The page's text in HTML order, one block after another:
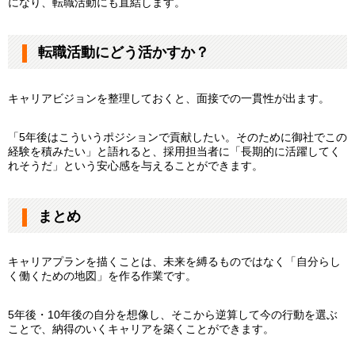
転職活動にどう活かすか？
キャリアビジョンを整理しておくと、面接での一貫性が出ます。
「5年後はこういうポジションで貢献したい。そのために御社でこの
経験を積みたい」と語れると、採用担当者に「長期的に活躍してく
れそうだ」という安心感を与えることができます。
まとめ
キャリアプランを描くことは、未来を縛るものではなく「自分らし
く働くための地図」を作る作業です。
5年後・10年後の自分を想像し、そこから逆算して今の行動を選ぶ
ことで、納得のいくキャリアを築くことができます。